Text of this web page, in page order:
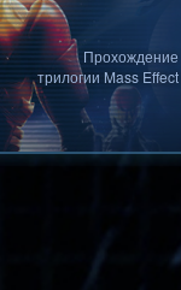
Прохождение
трилогии Mass Effect